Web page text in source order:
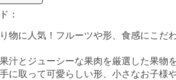
：
り物に人気！フルーツや形、食感にこだ
汁とジューシーな果肉を厳選した果物を
に取って可愛らしい形、小さなお子様